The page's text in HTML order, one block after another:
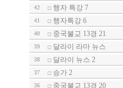
42 행자 특강 7
41 행자특강 6
40 중국불교 13경 21
39 달라이 라마 뉴스
38 달라이 뉴스 2
37 승가 2
36 중국불교 13경 20